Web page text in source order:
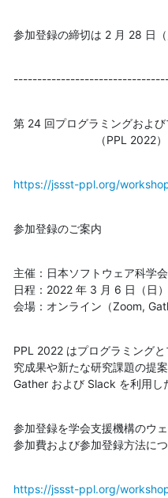
参加登録の締切は 2 月 28 日
第 24 回プログラミングおよ
                          （PPL 2022）
https://jssst-ppl.org/
参加登録のご案内
主催：日本ソフトウェア科学
日程：2022 年 3 月 6 日（日）
会場：オンライン（Zoom,
PPL 2022 はプログラミング
究成果や新たな研究課題の提
Gather および Slack を利用し
参加登録を学会支援機構のウ
参加費および参加登録方法に
https://jssst-ppl.org/